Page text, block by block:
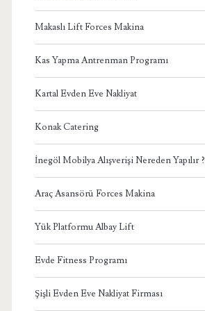
Makaslı Lift Forces Makina
Kas Yapma Antrenman Programı
Kartal Evden Eve Nakliyat
Konak Catering
İnegöl Mobilya Alışverişi Nereden Yapılır ?
Araç Asansörü Forces Makina
Yük Platformu Albay Lift
Evde Fitness Programı
Şişli Evden Eve Nakliyat Firması